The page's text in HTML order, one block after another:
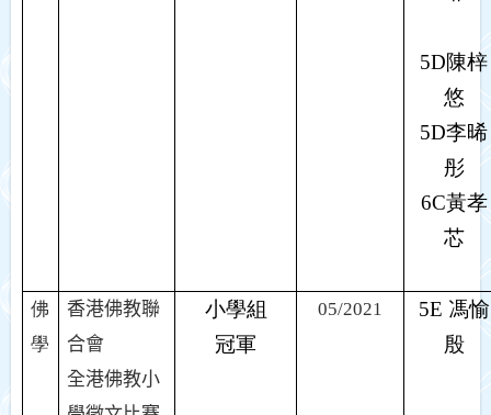
5D陳梓
悠
5D李晞
彤
6C黃孝
芯
佛
學
香港佛教聯
合會
全港佛教小
小學組
冠軍
05/2021 5E 馮愉
殷